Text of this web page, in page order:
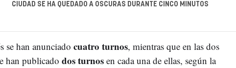
CIUDAD SE HA QUEDADO A OSCURAS DURANTE CINCO MINUTOS
se han anunciado cuatro turnos, mientras que en las dos
han publicado dos turnosen cada una de ellas, según la